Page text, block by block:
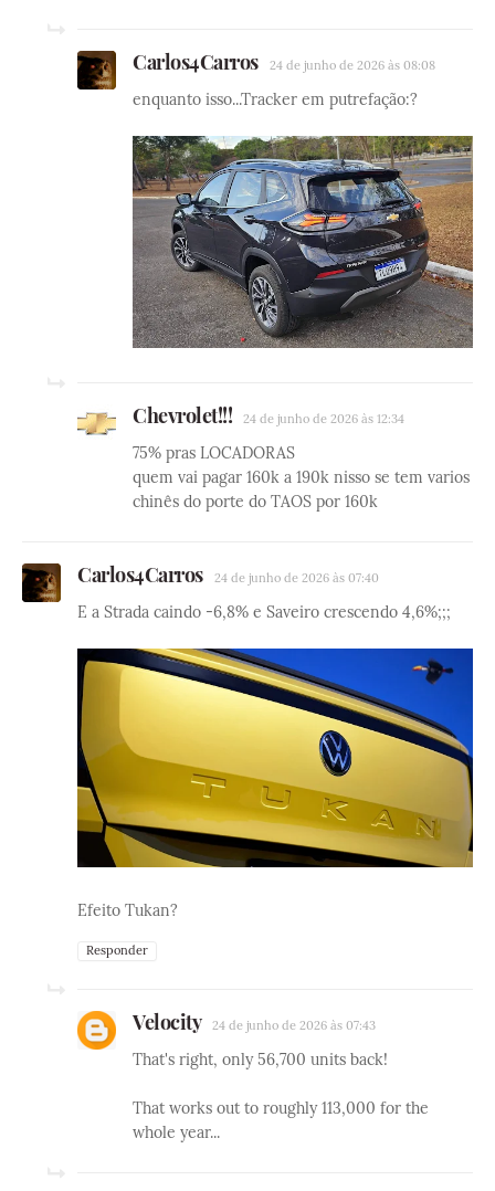
Carlos4Carros 24 de junho de 2026 às 08:08
enquanto isso...Tracker em putrefação:?
Chevrolet!!! 24 de junho de 2026 às 12:34
75% pras LOCADORAS
quem vai pagar 160k a 190k nisso se tem varios
chinês do porte do TAOS por 160k
Carlos4Carros 24 de junho de 2026 às 07:40
E a Strada caindo -6,8% e Saveiro crescendo 4,6%;;;
Efeito Tukan?
Responder
Velocity 24 de junho de 2026 às 07:43
That's right, only 56,700 units back!
That works out to roughly 113,000 for the
whole year...